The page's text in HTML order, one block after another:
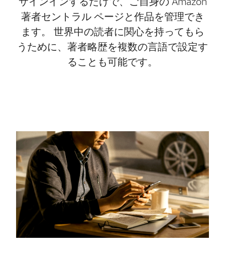
著者セントラル ページと作品を管理でき
ます。 世界中の読者に関心を持ってもら
うために、著者略歴を複数の言語で設定す
ることも可能です。